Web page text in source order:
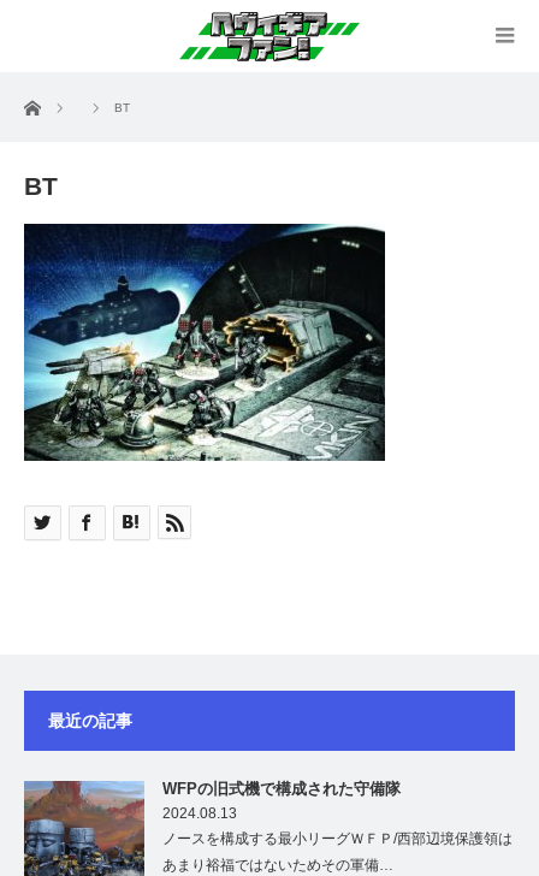
ホーム BT
BT
最近の記事
WFPの旧式機で構成された守備隊
2024.08.13
ノースを構成する最小リーグＷＦＰ/西部辺境保護領は
あまり裕福ではないためその軍備…